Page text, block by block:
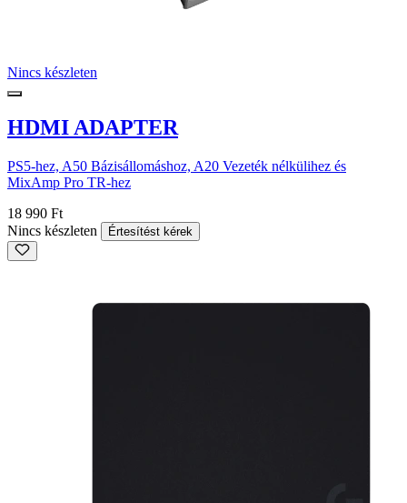
Nincs készleten
HDMI ADAPTER
PS5-hez, A50 Bázisállomáshoz, A20 Vezeték nélkülihez és
MixAmp Pro TR-hez
18 990 Ft
Nincs készleten
Értesítést kérek